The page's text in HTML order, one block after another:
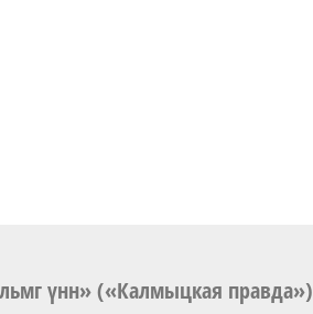
үнн» («Калмыцкая правда»)